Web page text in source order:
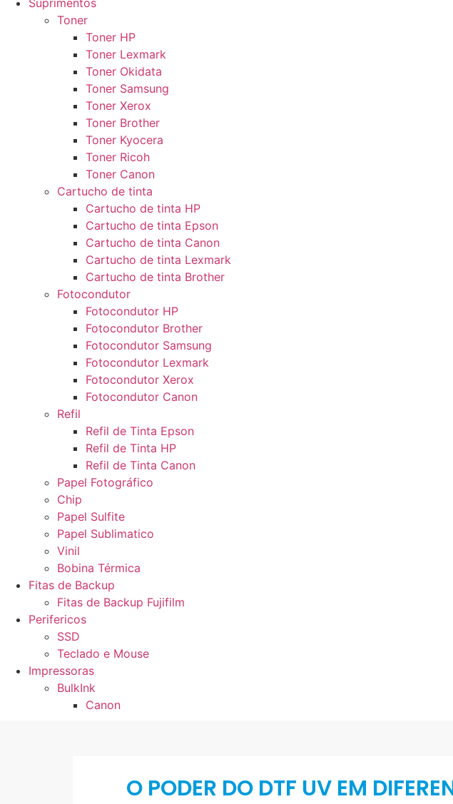
Suprimentos
Toner
Toner HP
Toner Lexmark
Toner Okidata
Toner Samsung
Toner Xerox
Toner Brother
Toner Kyocera
Toner Ricoh
Toner Canon
Cartucho de tinta
Cartucho de tinta HP
Cartucho de tinta Epson
Cartucho de tinta Canon
Cartucho de tinta Lexmark
Cartucho de tinta Brother
Fotocondutor
Fotocondutor HP
Fotocondutor Brother
Fotocondutor Samsung
Fotocondutor Lexmark
Fotocondutor Xerox
Fotocondutor Canon
Refil
Refil de Tinta Epson
Refil de Tinta HP
Refil de Tinta Canon
Papel Fotográfico
Chip
Papel Sulfite
Papel Sublimatico
Vinil
Bobina Térmica
Fitas de Backup
Fitas de Backup Fujifilm
Perifericos
SSD
Teclado e Mouse
Impressoras
BulkInk
Canon
O PODER DO DTF UV EM